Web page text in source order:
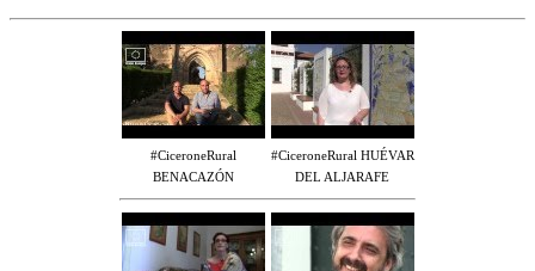
#CiceroneRural
BENACAZÓN
#CiceroneRural HUÉVAR
DEL ALJARAFE